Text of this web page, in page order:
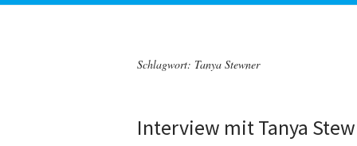
Schlagwort: Tanya Stewner
Interview mit Tanya